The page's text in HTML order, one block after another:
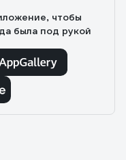
чтобы
была под рукой